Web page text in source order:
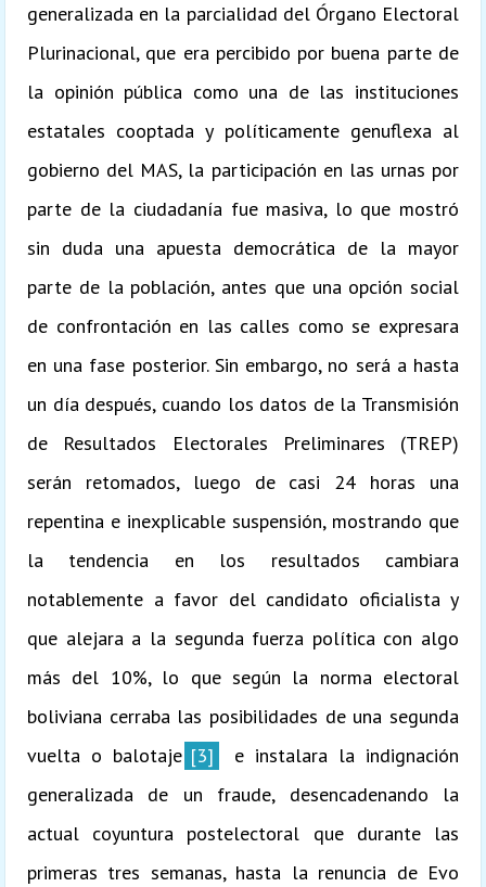
generalizada en la parcialidad del Órgano Electoral
Plurinacional, que era percibido por buena parte de
la opinión pública como una de las instituciones
estatales cooptada y políticamente genuflexa al
gobierno del MAS, la participación en las urnas por
parte de la ciudadanía fue masiva, lo que mostró
sin duda una apuesta democrática de la mayor
parte de la población, antes que una opción social
de confrontación en las calles como se expresara
en una fase posterior. Sin embargo, no será a hasta
un día después, cuando los datos de la Transmisión
de Resultados Electorales Preliminares (TREP)
serán retomados, luego de casi 24 horas una
repentina e inexplicable suspensión, mostrando que
la tendencia en los resultados cambiara
notablemente a favor del candidato oficialista y
que alejara a la segunda fuerza política con algo
más del 10%, lo que según la norma electoral
boliviana cerraba las posibilidades de una segunda
vuelta o balotaje [3]
e instalara la indignación
generalizada de un fraude, desencadenando la
actual coyuntura postelectoral que durante las
primeras tres semanas, hasta la renuncia de Evo